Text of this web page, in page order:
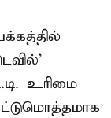
உரிமை